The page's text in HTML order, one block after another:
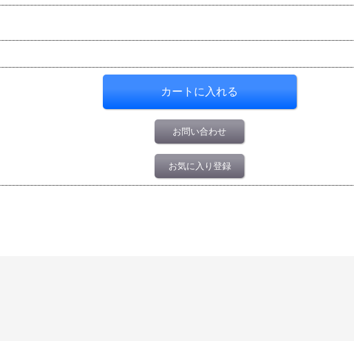
お問い合わせ
お気に入り登録